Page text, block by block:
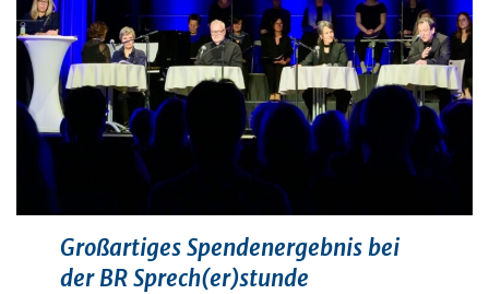
Großartiges Spendenergebnis bei
der BR Sprech(er)stunde